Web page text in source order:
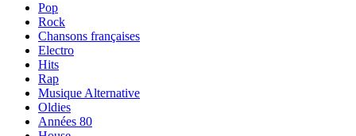
Pop
Rock
Chansons françaises
Electro
Hits
Rap
Musique Alternative
Oldies
Années 80